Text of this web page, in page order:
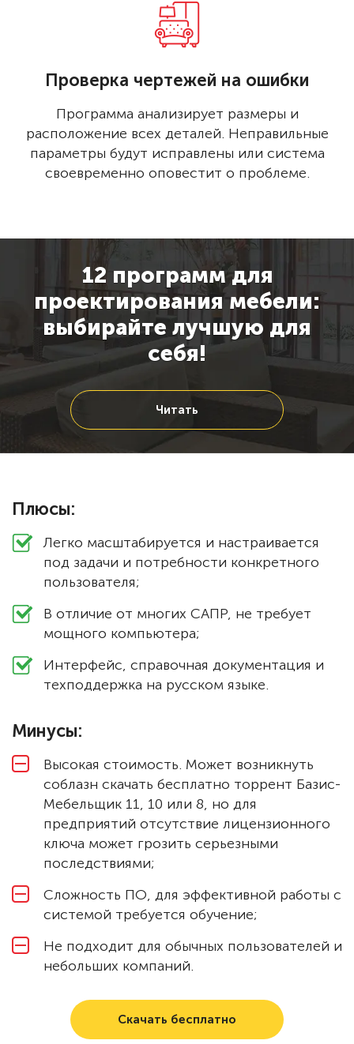
Проверка чертежей на ошибки
Программа анализирует размеры и
расположение всех деталей. Неправильные
параметры будут исправлены или система
своевременно оповестит о проблеме.
12 программ для
проектирования мебели:
выбирайте лучшую для
себя!
Читать
Плюсы:
Легко масштабируется и настраивается
под задачи и потребности конкретного
пользователя;
В отличие от многих САПР, не требует
мощного компьютера;
Интерфейс, справочная документация и
техподдержка на русском языке.
Минусы:
Высокая стоимость. Может возникнуть
соблазн скачать бесплатно торрент Базис-
Мебельщик 11, 10 или 8, но для
предприятий отсутствие лицензионного
ключа может грозить серьезными
последствиями;
Сложность ПО, для эффективной работы с
системой требуется обучение;
Не подходит для обычных пользователей и
небольших компаний.
Скачать бесплатно